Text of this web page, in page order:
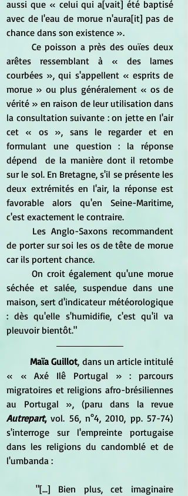
aussi que « celui qui a[vait] été baptisé
avec de l'eau de morue n'aura[it] pas de
chance dans son existence ».
arêtes ressemblant à « des lames
courbées », qui s'appellent « esprits de
morue » ou plus généralement « os de
vérité » en raison de leur utilisation dans
la consultation suivante : on jette en l'air
cet « os », sans le regarder et en
formulant une question : la réponse
dépend  de la manière dont il retombe
sur le sol. En Bretagne, s'il se présente les
deux extrémités en l'air, la réponse est
favorable alors qu'en Seine-Maritime,
c'est exactement le contraire.
de porter sur soi les os de tête de morue
car ils portent chance.
séchée et salée, suspendue dans une
maison, sert d'indicateur météorologique
: dès qu'elle s'humidifie, c'est qu'il va
pleuvoir bientôt."
Maïa Guillot, dans un article intitulé
« « Axé Ilê Portugal » : parcours
migratoires et religions afro-brésiliennes
Autrepart, vol. 56, n°4, 2010, pp. 57-74)
s'interroge sur l'empreinte portugaise
dans les religions du candomblé et de
l'umbanda :